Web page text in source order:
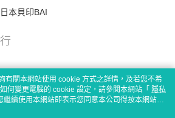
本貝印BAI
有關本網站使用 cookie 方式之詳情，及若您不希
何變更電腦的 cookie 設定，請參閱本網站「 隱私
繼續使用本網站即表示您同意本公司得按本網站使
。